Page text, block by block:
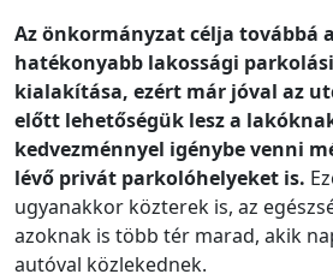
Az önkormányzat célja továbbá
hatékonyabb lakossági
kialakítása, ezért már jóval az
előtt lehetőségük lesz a
kedvezménnyel igénybe venni
lévő privát parkolóhelyeket is.
ugyanakkor közterek is, az
azoknak is több tér marad, akik
autóval közlekednek.